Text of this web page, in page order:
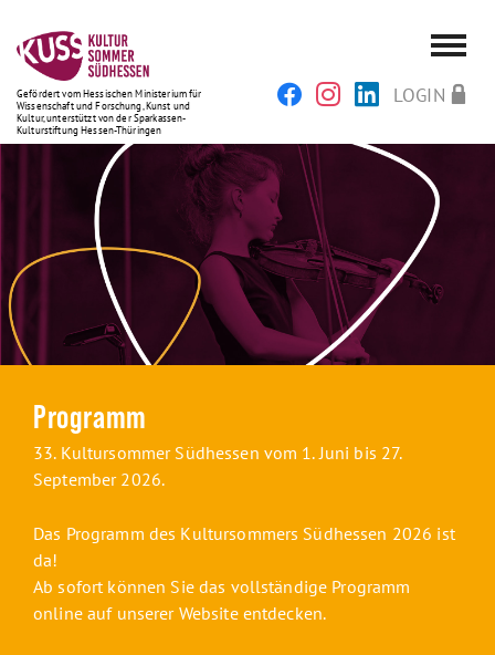
Gefördert vom Hessischen Ministerium für
Wissenschaft und Forschung, Kunst und
Kultur, unterstützt von der Sparkassen-
Kulturstiftung Hessen-Thüringen
LOGIN
Programm
33. Kultursommer Südhessen vom 1. Juni bis 27.
September 2026.
Das Programm des Kultursommers Südhessen 2026 ist
da!
Ab sofort können Sie das vollständige Programm
online auf unserer Website entdecken.